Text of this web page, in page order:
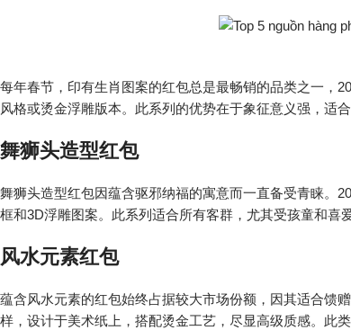
每年春节，印有生肖图案的红包总是最畅销的品类之一，
风格或烫金浮雕版本。此系列的优势在于象征意义强，适
舞狮头造型红包
舞狮头造型红包因蕴含驱邪纳福的寓意而一直备受青睐。
框和3D浮雕图案。此系列适合所有客群，尤其受孩童和喜
风水元素红包
蕴含风水元素的红包始终占据较大市场份额，因其适合馈
样，设计于美术纸上，搭配烫金工艺，尽显高级质感。此